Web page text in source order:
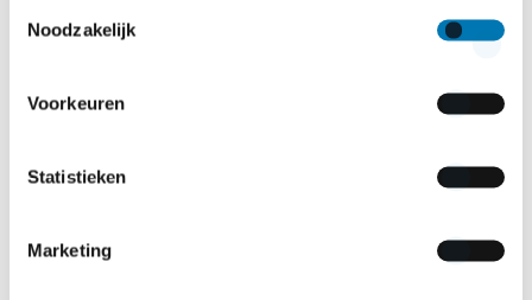
Noodzakelijk
Voorkeuren
Statistieken
Marketing
. Verder is het niet toegestaan
de informatie en andere content op de website aan
Aansprakelijkheid
eenduidig mogelijk te communiceren. Ter